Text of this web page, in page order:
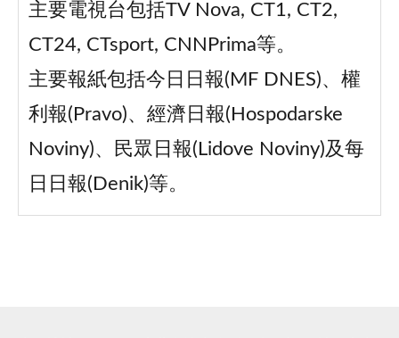
主要電視台包括TV Nova, CT1, CT2,
CT24, CTsport, CNNPrima等。
主要報紙包括今日日報(MF DNES)、權
利報(Pravo)、經濟日報(Hospodarske
Noviny)、民眾日報(Lidove Noviny)及每
日日報(Denik)等。